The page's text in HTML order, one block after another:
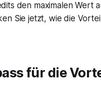
den maximalen Wert
Sie jetzt, wie die
für die